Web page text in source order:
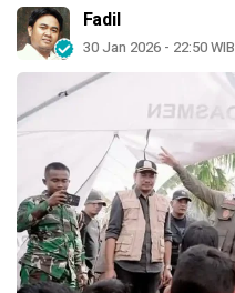
Fadil
30 Jan 2026 - 22:50 WIB